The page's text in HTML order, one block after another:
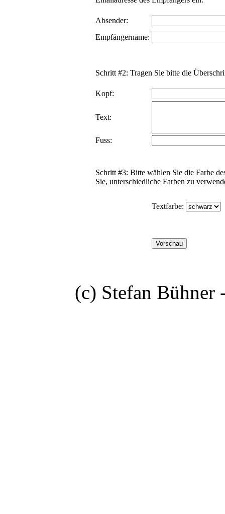
Absender:
Empfängername:
Schritt #2: Tragen Sie bitte die
Kopf:
Text:
Fuss:
Schritt #3: Bitte wählen Sie die Farbe
Sie, unterschiedliche Farben zu
Textfarbe:
(c) Stefan Bühner